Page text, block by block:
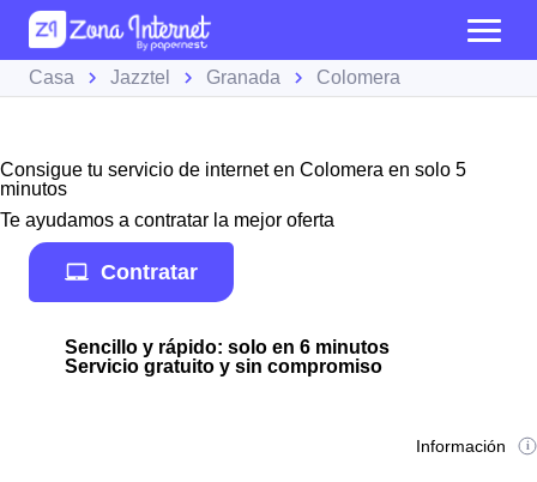
Casa Jazztel Granada Colomera
Consigue tu servicio de internet en Colomera en solo 5
minutos
Te ayudamos a contratar la mejor oferta
Contratar
Sencillo y rápido: solo en 6 minutos
Servicio gratuito y sin compromiso
Información